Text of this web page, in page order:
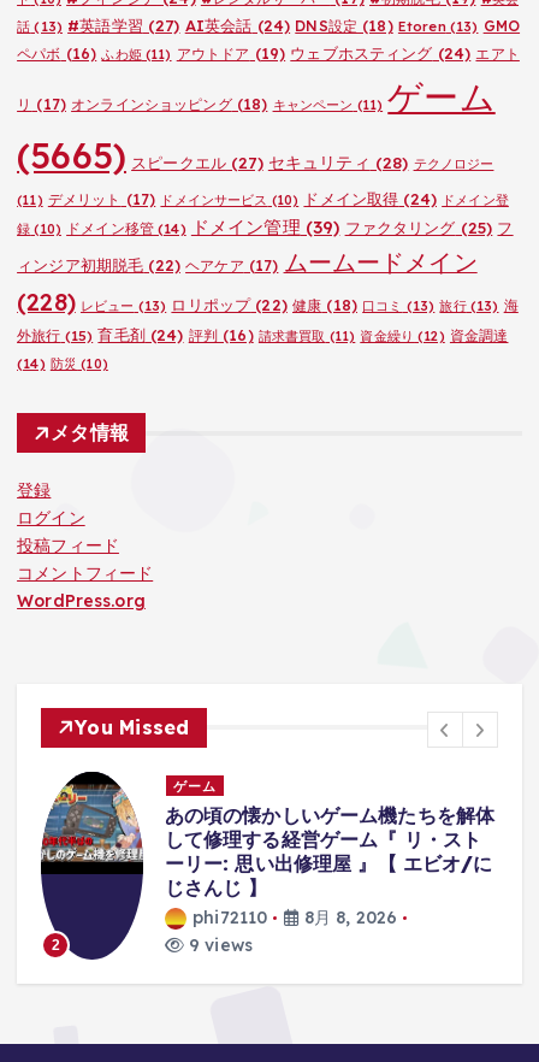
話 (13) #英語学習 (27) AI英会話 (24) DNS設定 (18) Etoren(13) GMO
ペパボ (16) ふわ姫(11) アウトドア (19) ウェブホスティング (24) エアト
リ (17) オンラインショッピング(18) キャンペーン (11) ゲーム
(5665) スピークエル(27) セキュリティ (28) テクノロジー
(11) デメリット (17) ドメインサービス (10) ドメイン取得 (24) ドメイン登
録 (10) ドメイン移管(14) ドメイン管理 (39) ファクタリング (25) フ
ィンジア初期脱毛 (22) ヘアケア (17) ムームードメイン
(228) レビュー (13) ロリポップ(22) 健康 (18) 口コミ (13) 旅行(13) 海
外旅行 (15) 育毛剤(24) 評判 (16) 請求書買取 (11) 資金繰り (12) 資金調達
(14) 防災 (10)
メタ情報
登録
ログイン
投稿フィード
コメントフィード
WordPress.org
You Missed
2
ゲーム
あの頃の懐かしいゲーム機たちを解体
して修理する経営ゲーム『 リ・スト
ーリー: 思い出修理屋 』【 エビオ/に
じさんじ 】
phi72110
8月 8, 2026
9 views